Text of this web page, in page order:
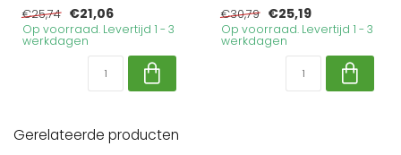
€25,74 €21,06
Op voorraad. Levertijd 1 - 3
werkdagen
€30,79 €25,19
Op voorraad. Levertijd 1 - 3
werkdagen
Gerelateerde producten